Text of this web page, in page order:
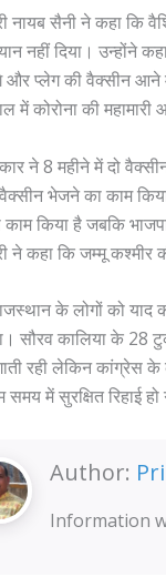
नायब सैनी ने कहा कि
नहीं दिया।
प्लेग की वैक्सीन आने
में कोरोना की
ने 8 महीने में दो
भेजने का काम
किया है जबकि
ने कहा कि जम्मू कश्मीर
के लोगों को
सौरव कालिया के 28
रही लेकिन कांग्रेस
में सुरक्षित रिहाई हो
Author:
Information